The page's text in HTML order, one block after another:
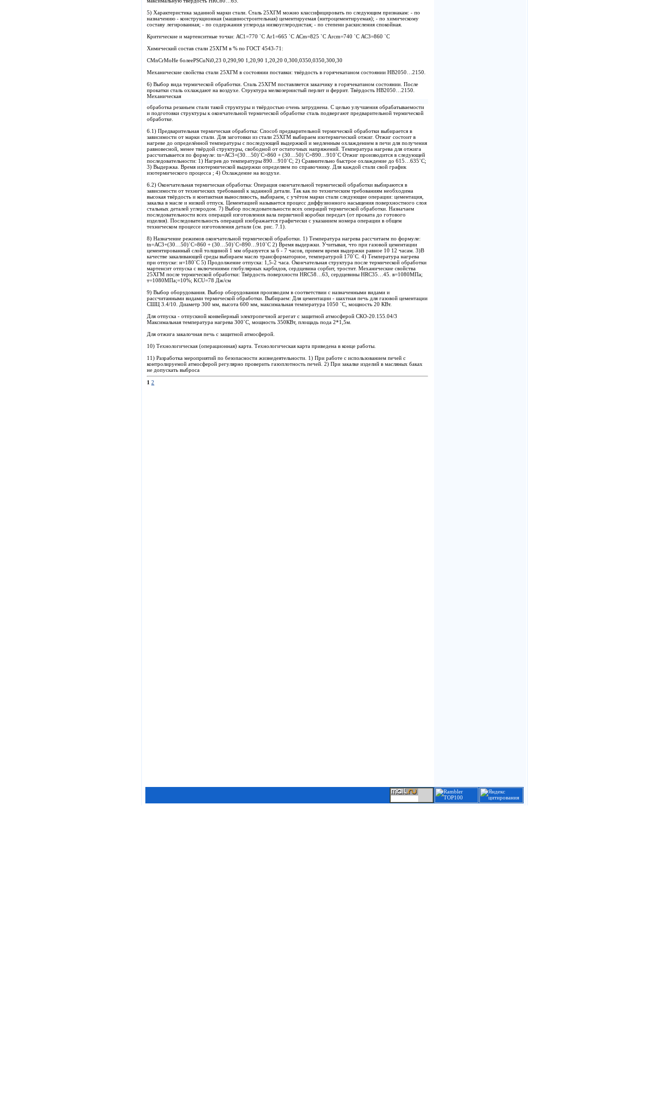
5) Характеристика заданной марки стали. Сталь 25ХГМ можно классифицировать по следующим признакам: - по
назначению - конструкционная (машиностроительная) цементируемая (нитроцементируемая); - по химическому
составу легированная; - по содержания углерода низкоуглеродистая; - по степени раскисления спокойная.
Критические и мартенситные точки: АС1=770 `С Аr1=665 `C АСm=825 `C Аrcm=740 `C АС3=860 `C
Химический состав стали 25ХГМ в % по ГОСТ 4543-71:
CMnCrMoНе болееPSCuNi0,23 0,290,90 1,20,90 1,20,20 0,300,0350,0350,300,30
Механические свойства стали 25ХГМ в состоянии поставки: твёрдость в горячекатаном состоянии НВ2050…2150.
6) Выбор вида термической обработки. Сталь 25ХГМ поставляется заказчику в горячекатаном состоянии. После
прокатки сталь охлаждают на воздухе. Структура мелкозернистый перлит и феррит. Твёрдость НВ2050…2150.
Механическая
обработка резаньем стали такой структуры и твёрдостью очень затруднена. С целью улучшения обрабатываемости
и подготовки структуры к окончательной термической обработке сталь подвергают предварительной термической
обработке.
6.1) Предварительная термическая обработка: Способ предварительной термической обработки выбирается в
зависимости от марки стали. Для заготовки из стали 25ХГМ выбираем изотермический отжиг. Отжиг состоит в
нагреве до определённой температуры с последующей выдержкой и медленным охлаждением в печи для получения
равновесной, менее твёрдой структуры, свободной от остаточных напряжений. Температура нагрева для отжига
рассчитывается по формуле: tn=АС3+(30…50)`C=860 + (30…50)`С=890…910`C Отжиг производится в следующей
последовательности: 1) Нагрев до температуры 890…910`C; 2) Сравнительно быстрое охлаждение до 615…635`C;
3) Выдержка. Время изотермической выдержки определяем по справочнику. Для каждой стали свой график
изотермического процесса ; 4) Охлаждение на воздухе.
6.2) Окончательная термическая обработка: Операция окончательной термической обработки выбираются в
зависимости от технических требований к заданной детали. Так как по техническим требованиям необходима
высокая твёрдость и контактная выносливость, выбираем, с учётом марки стали следующие операции: цементация,
закалка в масле и низкий отпуск. Цементацией называется процесс диффузионного насыщения поверхностного слоя
стальных деталей углеродом. 7) Выбор последовательности всех операций термической обработки. Назначаем
последовательности всех операций изготовления вала первичной коробки передач (от проката до готового
изделия). Последовательность операций изображается графически с указанием номера операции в общем
техническом процессе изготовления детали (см. рис. 7.1).
8) Назначение режимов окончательной термической обработки. 1) Температура нагрева рассчитаем по формуле:
tn=АС3+(30…50)`C=860 + (30…50)`С=890…910`C 2) Время выдержки. Учитывая, что при газовой цементации
цементированный слой толщиной 1 мм образуется за 6 - 7 часов, примем время выдержки равное 10 12 часам. 3)В
качестве закаливающей среды выбираем масло трансформаторное, температурой 170`C. 4) Температура нагрева
при отпуске: н=180`C 5) Продолжение отпуска: 1,5-2 часа. Окончательная структура после термической обработки
мартенсит отпуска с включениями глобулярных карбидов, сердцевина сорбит, тростит. Механические свойства
25ХГМ после термической обработки: Твёрдость поверхности HRC58…63, сердцевины HRC35…45. в=1080МПа;
т=1080МПа;=10%; KCU=78 Дж/см
9) Выбор оборудования. Выбор оборудования производим в соответствии с назначенными видами и
рассчитанными видами термической обработки. Выбираем: Для цементации - шахтная печь для газовой цементации
СШЦ 3.4/10. Диаметр 300 мм, высота 600 мм, максимальная температура 1050 `C, мощность 20 КВт.
Для отпуска - отпускной конвейерный электропечной агрегат с защитной атмосферой СКО-20.155.04/3
Максимальная температура нагрева 300`C, мощность 350КВт, площадь пода 2*1,5м.
Для отжига закалочная печь с защитной атмосферой.
10) Технологическая (операционная) карта. Технологическая карта приведена в конце работы.
11) Разработка мероприятий по безопасности жизнедеятельности. 1) При работе с использованием печей с
контролируемой атмосферой регулярно проверить газоплотность печей. 2) При закалке изделий в масляных баках
не допускать выброса
1 2